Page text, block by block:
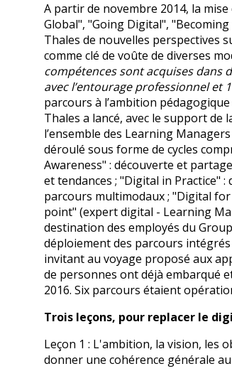
A partir de novembre 2014, la
Global", "Going Digital",
Thales de nouvelles perspectives
comme clé de voûte de diverses
compétences sont acquises dans
avec l’entourage professionnel
parcours à l’ambition
Thales a lancé, avec le support de
l’ensemble des Learning
déroulé sous forme de cycles
Awareness" : découverte et
et tendances ; "Digital in Practice"
parcours multimodaux ; "Digital for
point" (expert digital - Learning
destination des employés du
déploiement des parcours
invitant au voyage proposé aux
de personnes ont déjà embarqué
2016. Six parcours étaient
Trois leçons, pour replacer le
Leçon 1 : L'ambition, la vision, les
donner une cohérence générale